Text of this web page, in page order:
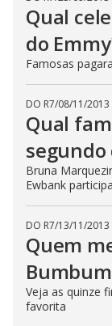
Qual
do
Famosas
DO R7/08/11/2013
Qual
segundo
Bruna
Ewbank
DO R7/13/11/2013
Quem
Veja as quinze
favorita